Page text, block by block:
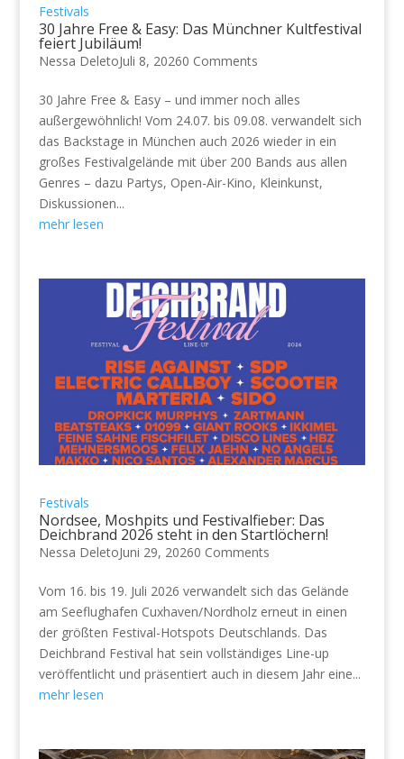
Festivals
30 Jahre Free & Easy: Das Münchner Kultfestival
feiert Jubiläum!
Nessa DeletoJuli 8, 20260 Comments
30 Jahre Free & Easy – und immer noch alles
außergewöhnlich! Vom 24.07. bis 09.08. verwandelt sich
das Backstage in München auch 2026 wieder in ein
großes Festivalgelände mit über 200 Bands aus allen
Genres – dazu Partys, Open-Air-Kino, Kleinkunst,
Diskussionen...
mehr lesen
Festivals
Nordsee, Moshpits und Festivalfieber: Das
Deichbrand 2026 steht in den Startlöchern!
Nessa DeletoJuni 29, 20260 Comments
Vom 16. bis 19. Juli 2026 verwandelt sich das Gelände
am Seeflughafen Cuxhaven/Nordholz erneut in einen
der größten Festival-Hotspots Deutschlands. Das
Deichbrand Festival hat sein vollständiges Line-up
veröffentlicht und präsentiert auch in diesem Jahr eine...
mehr lesen